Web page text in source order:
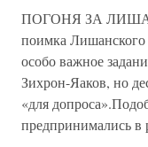
ПОГОНЯ ЗА
поимка Лишанского
особо важное
Зихрон-Яаков, но
«для
предпринимались в